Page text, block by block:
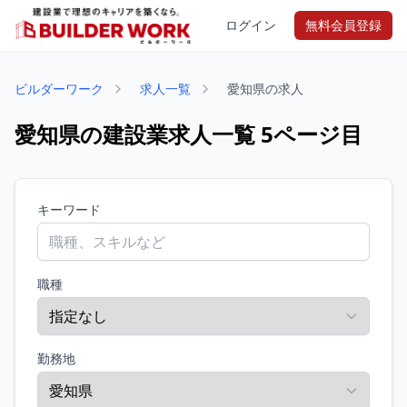
ログイン 無料会員登録
ビルダーワーク 求人一覧 愛知県の求人
愛知県の建設業求人一覧 5ページ目
キーワード
職種
勤務地